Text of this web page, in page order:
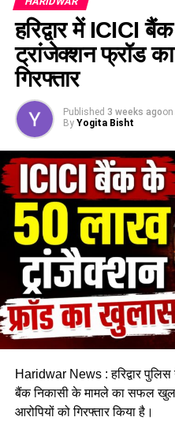
हरिद्वार में ICICI
ट्रांजेक्शन फ्रॉड
गिरफ्तार
Published 3 weeks agoon
By Yogita Bisht
Haridwar News : हरिद्वार
बैंक निकासी के मामले का सफल
आरोपियों को गिरफ्तार किया है।